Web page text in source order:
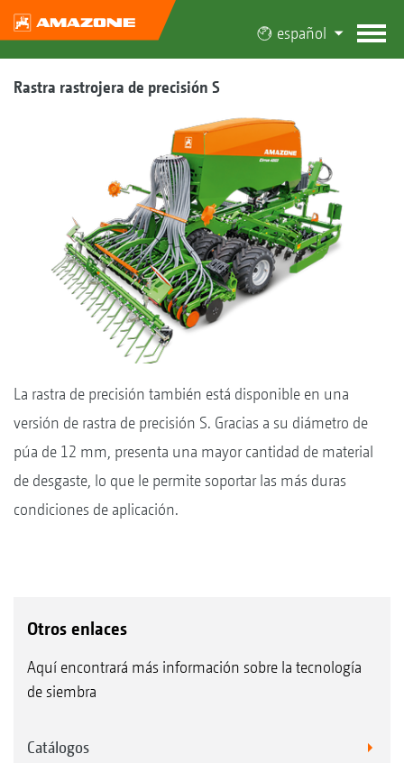
español
Rastra rastrojera de precisión S
La rastra de precisión también está disponible en una
versión de rastra de precisión S. Gracias a su diámetro de
púa de 12 mm, presenta una mayor cantidad de material
de desgaste, lo que le permite soportar las más duras
condiciones de aplicación.
Otros enlaces
Aquí encontrará más información sobre la tecnología
de siembra
Catálogos